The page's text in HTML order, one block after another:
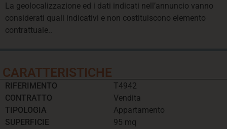
La geolocalizzazione ed i dati indicati nell’annuncio vanno
considerati quali indicativi e non costituiscono elemento
contrattuale..
CARATTERISTICHE
RIFERIMENTO
CONTRATTO
TIPOLOGIA
SUPERFICIE
T4942
Vendita
Appartamento
95 mq